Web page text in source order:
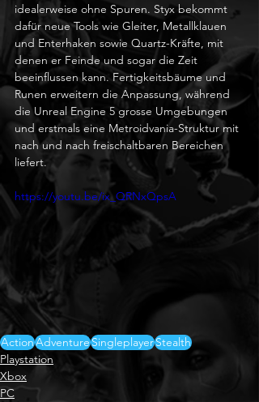
idealerweise ohne Spuren. Styx bekommt
dafür neue Tools wie Gleiter, Metallklauen
und Enterhaken sowie Quartz-Kräfte, mit
denen er Feinde und sogar die Zeit
beeinflussen kann. Fertigkeitsbäume und
Runen erweitern die Anpassung, während
die Unreal Engine 5 grosse Umgebungen
und erstmals eine Metroidvania-Struktur mit
nach und nach freischaltbaren Bereichen
liefert.
https://youtu.be/ix_QRNxQpsA
ActionAdventureSingleplayerStealth
Playstation
Xbox
PC